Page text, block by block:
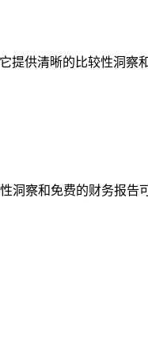
提供清晰的比较性洞察
洞察和免费的财务报告